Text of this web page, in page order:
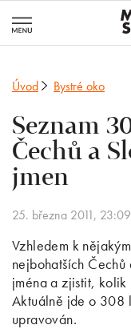
Úvod Bystré oko
Seznam
Čechů a
jmen
25. března 2011, 23:09
Vzhledem k
nejbohatších
jména a zjistit, kolik
Aktuálně jde o 308
upravován.